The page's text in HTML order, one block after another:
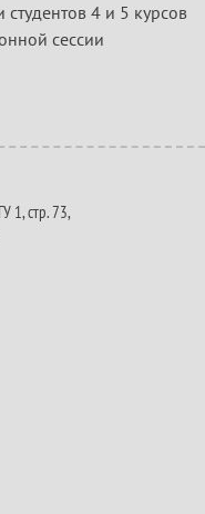
4 и 5 курсов
сессии
1, стр. 73,